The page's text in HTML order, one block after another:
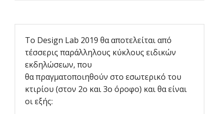
Το Design Lab 2019 θα αποτελείται από
τέσσερις παράλληλους κύκλους ειδικών
εκδηλώσεων, που
θα πραγματοποιηθούν στο εσωτερικό του
κτιρίου (στον 2ο και 3ο όροφο) και θα είναι
οι εξής: